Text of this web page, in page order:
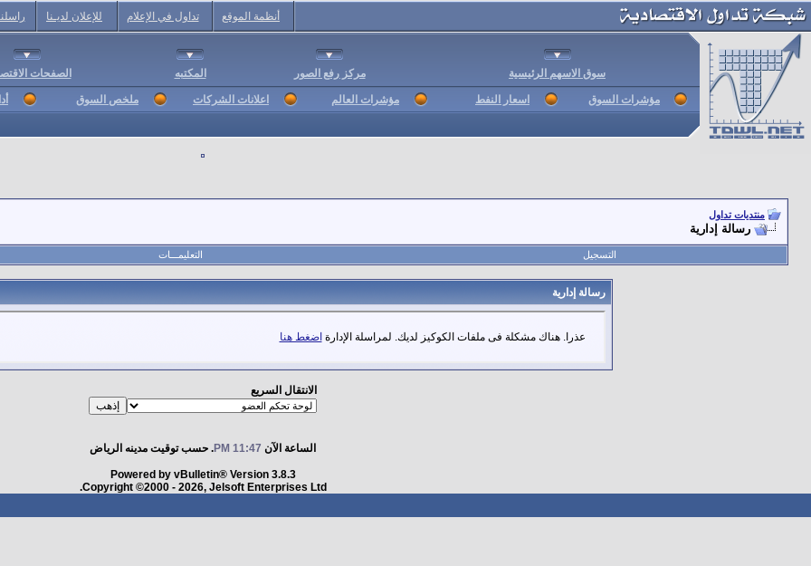
أنظمة الموقع تداول في الإعلام للإعلان لديـنا
سوق الاسهم الرئيسية مركز رفع الصور المكتبه الصفحات
مؤشرات السوق اسعار النفط مؤشرات العالم اعلانات الشركات ملخص السوق
منتديات تداول
رسالة إدارية
التسجيل التعليمـــات
رسالة إدارية
عذرا. هناك مشكلة فى ملفات الكوكيز لديك. لمراسلة الإدارة اضغط هنا
الانتقال السريع
الساعة الآن 11:47 PM . حسب توقيت مدينه الرياض
Powered by vBulletin® Version 3.8.3
Copyright ©2000 - 2026, Jelsoft Enterprises Ltd.